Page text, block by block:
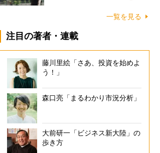
一覧を見る
注目の著者・連載
藤川里絵「さあ、投資を始めよ
う！」
森口亮「まるわかり市況分析」
大前研一「ビジネス新大陸」の
歩き方